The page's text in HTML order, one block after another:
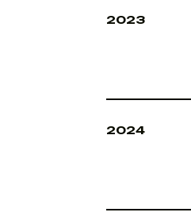
2023
2024